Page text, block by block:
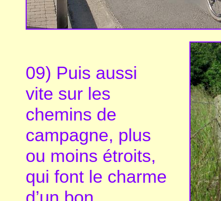
09) Puis aussi
vite sur les
chemins de
campagne, plus
ou moins étroits,
qui font le charme